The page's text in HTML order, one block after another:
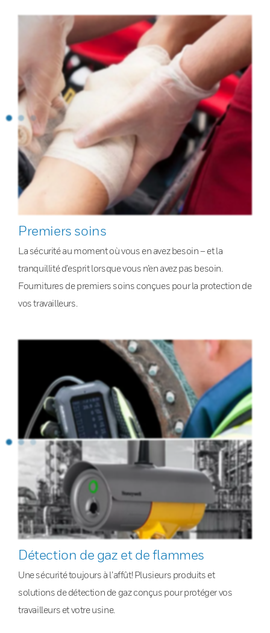
Premiers soins
La sécurité au moment où vous en avez besoin – et la
tranquillité d’esprit lorsque vous n’en avez pas besoin.
Fournitures de premiers soins conçues pour la protection de
vos travailleurs.
Détection de gaz et de flammes
Une sécurité toujours à l’affût! Plusieurs produits et
solutions de détection de gaz conçus pour protéger vos
travailleurs et votre usine.